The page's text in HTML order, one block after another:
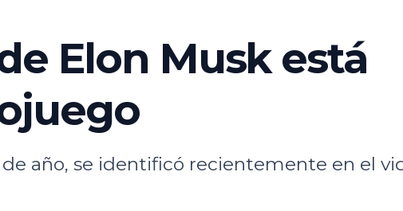
Elon Musk está
año, se identificó recientemente en el